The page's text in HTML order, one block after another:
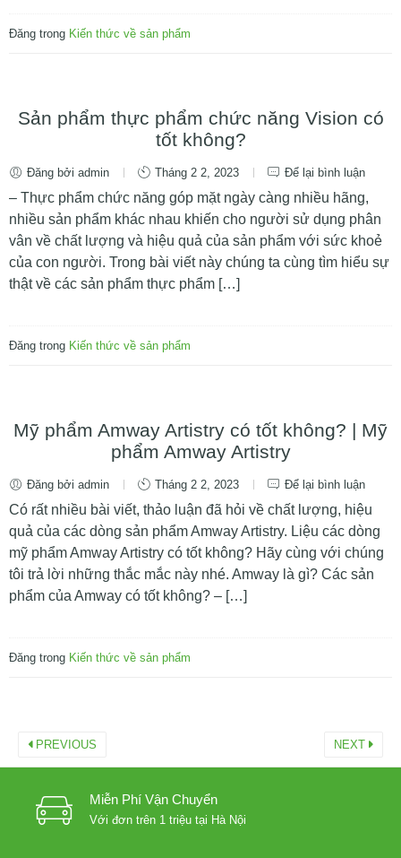
Đăng trong Kiến thức về sản phẩm
Sản phẩm thực phẩm chức năng Vision có
tốt không?
Đăng bởi admin Tháng 2 2, 2023 Để lại bình luận
– Thực phẩm chức năng góp mặt ngày càng nhiều hãng,
nhiều sản phẩm khác nhau khiến cho người sử dụng phân
vân về chất lượng và hiệu quả của sản phẩm với sức khoẻ
của con người. Trong bài viết này chúng ta cùng tìm hiểu sự
thật về các sản phẩm thực phẩm […]
Đăng trong Kiến thức về sản phẩm
Mỹ phẩm Amway Artistry có tốt không? | Mỹ
phẩm Amway Artistry
Đăng bởi admin Tháng 2 2, 2023 Để lại bình luận
Có rất nhiều bài viết, thảo luận đã hỏi về chất lượng, hiệu
quả của các dòng sản phẩm Amway Artistry. Liệu các dòng
mỹ phẩm Amway Artistry có tốt không? Hãy cùng với chúng
tôi trả lời những thắc mắc này nhé. Amway là gì? Các sản
phẩm của Amway có tốt không? – […]
Đăng trong Kiến thức về sản phẩm
NEXT
PREVIOUS
Miễn Phí Vận Chuyển
Với đơn trên 1 triệu tại Hà Nội